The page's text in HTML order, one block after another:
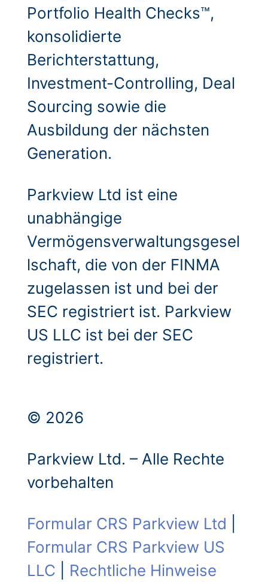
Portfolio Health Checks™,
konsolidierte
Berichterstattung,
Investment-Controlling, Deal
Sourcing sowie die
Ausbildung der nächsten
Generation.
Parkview Ltd ist eine
unabhängige
Vermögensverwaltungsgesel
lschaft, die von der FINMA
zugelassen ist und bei der
SEC registriert ist. Parkview
US LLC ist bei der SEC
registriert.
© 2026
Parkview Ltd. – Alle Rechte
vorbehalten
Formular CRS Parkview Ltd
Formular CRS Parkview US
LLC
Rechtliche Hinweise